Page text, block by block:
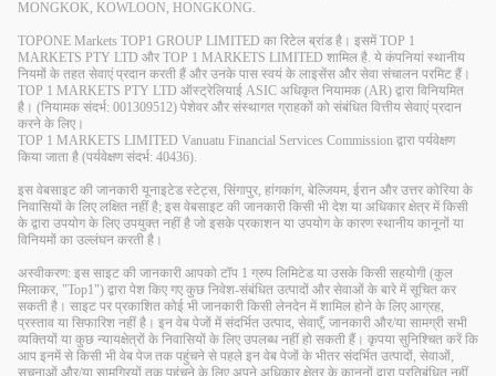
MONGKOK, KOWLOON, HONGKONG.
TOPONE Markets TOP1 GROUP LIMITED का रिटेल ब्रांड है। इसमें TOP 1
MARKETS PTY LTD और TOP 1 MARKETS LIMITED शामिल है. ये कंपनियां स्थानीय
नियमों के तहत सेवाएं प्रदान करती हैं और उनके पास स्वयं के लाइसेंस और सेवा संचालन परमिट हैं।
TOP 1 MARKETS PTY LTD ऑस्ट्रेलियाई ASIC अधिकृत नियामक (AR) द्वारा विनियमित
है। (नियामक संदर्भ: 001309512) पेशेवर और संस्थागत ग्राहकों को संबंधित वित्तीय सेवाएं प्रदान
करने के लिए।
TOP 1 MARKETS LIMITED Vanuatu Financial Services Commission द्वारा पर्यवेक्षण
किया जाता है (पर्यवेक्षण संदर्भ: 40436).
इस वेबसाइट की जानकारी यूनाइटेड स्टेट्स, सिंगापुर, हांगकांग, बेल्जियम, ईरान और उत्तर कोरिया के
निवासियों के लिए लक्षित नहीं है; इस वेबसाइट की जानकारी किसी भी देश या अधिकार क्षेत्र में किसी
के द्वारा उपयोग के लिए उपयुक्त नहीं है जो इसके प्रकाशन या उपयोग के कारण स्थानीय कानूनों या
विनियमों का उल्लंघन करती है।
अस्वीकरण: इस साइट की जानकारी आपको टॉप 1 ग्रुप लिमिटेड या उसके किसी सहयोगी (कुल
मिलाकर, "Top1") द्वारा पेश किए गए कुछ निवेश-संबंधित उत्पादों और सेवाओं के बारे में सूचित कर
सकती है। साइट पर प्रकाशित कोई भी जानकारी किसी लेनदेन में शामिल होने के लिए आग्रह,
प्रस्ताव या सिफारिश नहीं है। इन वेब पेजों में संदर्भित उत्पाद, सेवाएँ, जानकारी और/या सामग्री सभी
व्यक्तियों या कुछ न्यायक्षेत्रों के निवासियों के लिए उपलब्ध नहीं हो सकती हैं। कृपया सुनिश्चित करें कि
आप इनमें से किसी भी वेब पेज तक पहुंचने से पहले इन वेब पेजों के भीतर संदर्भित उत्पादों, सेवाओं,
सूचनाओं और/या सामग्रियों तक पहुंचने के लिए अपने अधिकार क्षेत्र के कानूनों द्वारा प्रतिबंधित नहीं